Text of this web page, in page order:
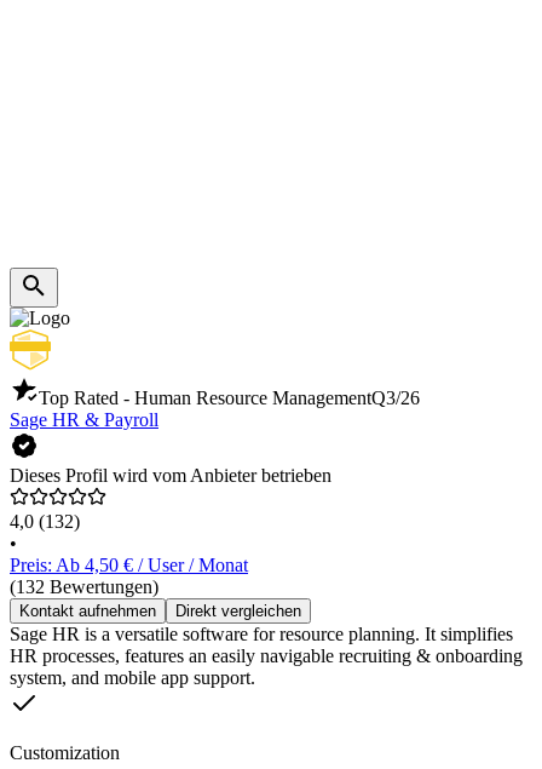
Top Rated - Human Resource ManagementQ3/26
Sage HR & Payroll
Dieses Profil wird vom Anbieter betrieben
4,0 (132)
•
Preis: Ab 4,50 € / User / Monat
(132 Bewertungen)
Kontakt aufnehmen Direkt vergleichen
Sage HR is a versatile software for resource planning. It simplifies
HR processes, features an easily navigable recruiting & onboarding
system, and mobile app support.
Customization